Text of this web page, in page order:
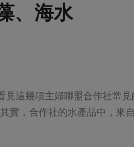
、海水
這幾項主婦聯盟合作社常
實，合作社的水產品中，來